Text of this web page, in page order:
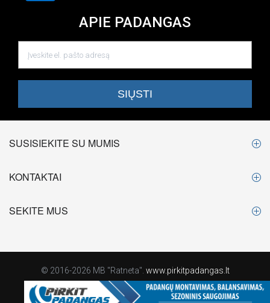
APIE PADANGAS
SUSISIEKITE SU MUMIS
KONTAKTAI
SEKITE MUS
© 2016-2026 MB "Ratneta". www.pirkitpadangas.lt